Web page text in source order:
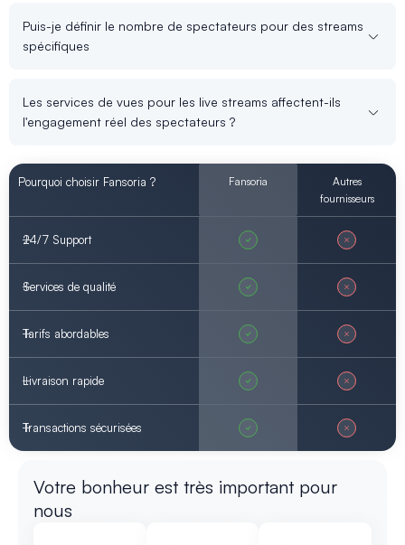
Puis-je définir le nombre de spectateurs pour des streams
spécifiques
Les services de vues pour les live streams affectent-ils
l'engagement réel des spectateurs ?
Pourquoi choisir Fansoria ? Fansoria
Autres
fournisseurs
24/7 Support
Services de qualité
Tarifs abordables
Livraison rapide
Transactions sécurisées
Votre bonheur est très important pour
nous